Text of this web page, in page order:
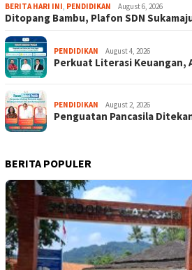
BERITA HARI INI, PENDIDIKAN August 6, 2026
Ditopang Bambu, Plafon SDN
PENDIDIKAN August 4, 2026
Perkuat Literasi Keuangan,
PENDIDIKAN August 2, 2026
Penguatan Pancasila
BERITA POPULER